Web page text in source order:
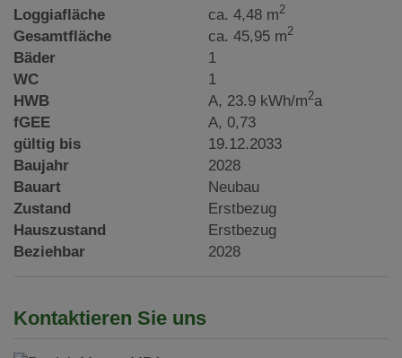
Loggiafläche ca. 4,48 m2
Gesamtfläche ca. 45,95 m2
Bäder
1
WC
1
HWB
A, 23.9 kWh/m2a
fGEE
A, 0,73
gültig bis
19.12.2033
Baujahr
2028
Bauart
Neubau
Zustand
Erstbezug
Hauszustand
Erstbezug
Beziehbar
2028
Kontaktieren Sie uns